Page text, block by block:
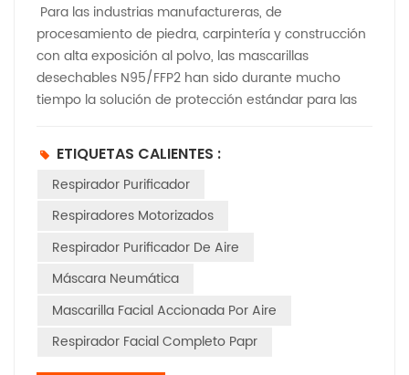
Para las industrias manufactureras, de
procesamiento de piedra, carpintería y construcción
con alta exposición al polvo, las mascarillas
desechables N95/FFP2 han sido durante mucho
tiempo la solución de protección estándar para las
planta solo se centran en el bajo precio unitario de
las mascarillas de un solo uso, ignorando los
enormes costos operativos ocultos. En entornos con
alta concentración de polvo, las mascarillas
30 a 60 minutos, lo que requiere reemplazos
frecuentes durante la jornada laboral. Los cambios
de la producción, reducen las horas de trabajo
efectivas y generan tiempos de inactividad
ETIQUETAS CALIENTES :
Respirador Purificador
Respiradores Motorizados
Respirador Purificador De Aire
Máscara Neumática
Mascarilla Facial Accionada Por Aire
Respirador Facial Completo Papr